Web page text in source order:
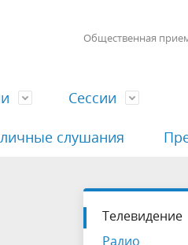
Общественная
История
Муниципальная служба
Сессии
Порядок посещения
гражданами
Сведения о доходах,
имуществе,
слушания
Наша "Прямая линия"
Телевидение
Радио